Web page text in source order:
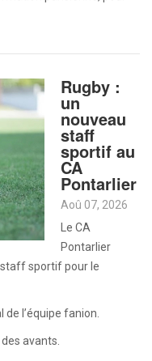
Rugby :
un
nouveau
staff
sportif au
CA
Pontarlier
Aoû 07, 2026
Le CA
Pontarlier
sportif pour le
l’équipe fanion.
avants.